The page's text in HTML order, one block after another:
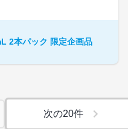
2本パック 限定企画品
次の20件